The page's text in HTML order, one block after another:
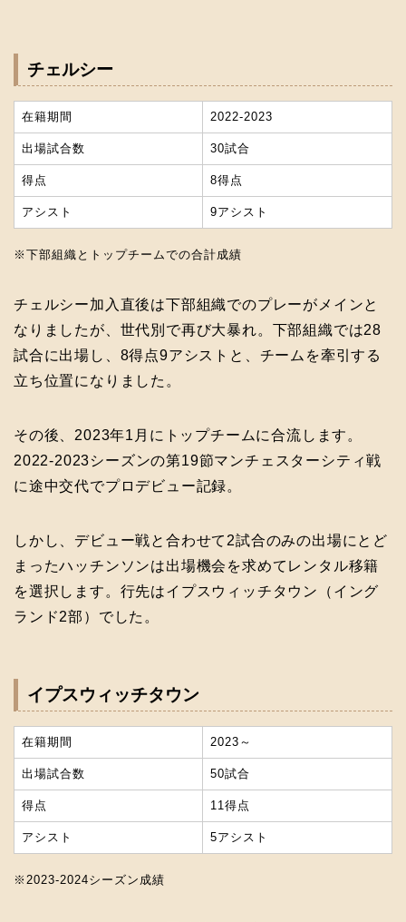
チェルシー
在籍期間 2022-2023
出場試合数 30試合
得点 8得点
アシスト 9アシスト
※下部組織とトップチームでの合計成績
チェルシー加入直後は下部組織でのプレーがメインと
なりましたが、世代別で再び大暴れ。下部組織では28
試合に出場し、8得点9アシストと、チームを牽引する
立ち位置になりました。
その後、2023年1月にトップチームに合流します。
2022-2023シーズンの第19節マンチェスターシティ戦
に途中交代でプロデビュー記録。
しかし、デビュー戦と合わせて2試合のみの出場にとど
まったハッチンソンは出場機会を求めてレンタル移籍
を選択します。行先はイプスウィッチタウン（イング
ランド2部）でした。
イプスウィッチタウン
在籍期間 2023～
出場試合数 50試合
得点 11得点
アシスト 5アシスト
※2023-2024シーズン成績